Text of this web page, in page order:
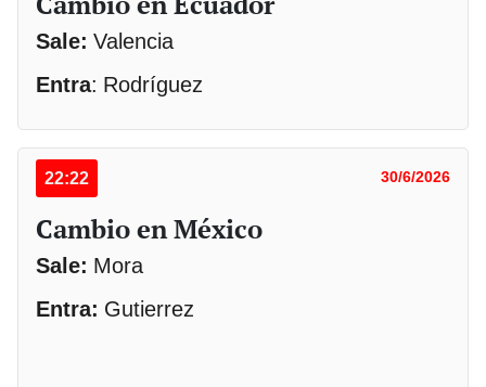
Sale: Valencia
Entra: Rodríguez
22:22 30/6/2026
Cambio en México
Sale: Mora
Entra: Gutierrez